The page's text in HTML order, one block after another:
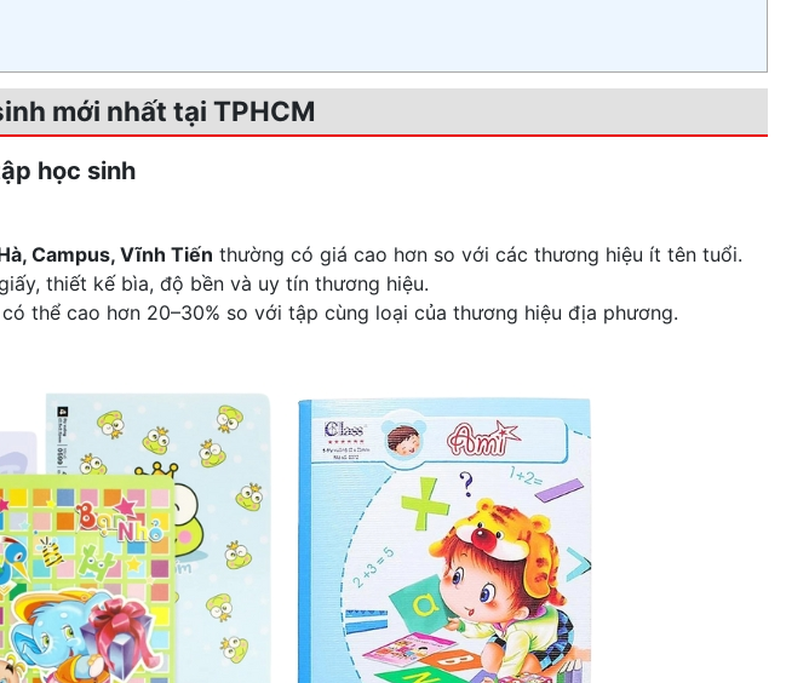
mới nhất tại TPHCM
học sinh
Campus, Vĩnh Tiến thường có giá cao hơn so với các thương hiệu ít tên tuổi.
thiết kế bìa, độ bền và uy tín thương hiệu.
thể cao hơn 20–30% so với tập cùng loại của thương hiệu địa phương.